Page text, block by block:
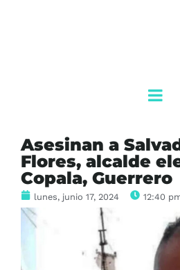
Asesinan a
Flores, alcalde
Copala, Guerrero
lunes, junio 17, 2024 12:40